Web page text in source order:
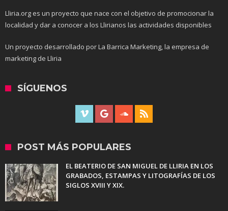
Lliria.org es un proyecto que nace con el objetivo de promocionar la
localidad y dar a conocer a los Llirianos las actividades disponibles
Un proyecto desarrollado por La Barrica Marketing, la empresa de
marketing de Lliria
SÍGUENOS
POST MÁS POPULARES
EL BEATERIO DE SAN MIGUEL DE LLIRIA EN LOS
GRABADOS, ESTAMPAS Y LITOGRAFÍAS DE LOS
SIGLOS XVIII Y XIX.